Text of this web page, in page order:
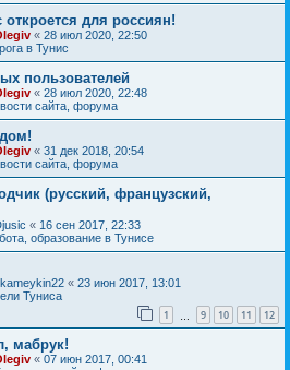
для россиян!
« 28 июл 2020, 22:50
в Тунис
пользователей
« 28 июл 2020, 22:48
сайта, форума
« 31 дек 2018, 20:54
сайта, форума
(русский, французский,
« 16 сен 2017, 22:33
образование в Тунисе
« 23 июн 2017, 13:01
Туниса
1 9 10 11 12
мабрук!
« 07 июн 2017, 00:41